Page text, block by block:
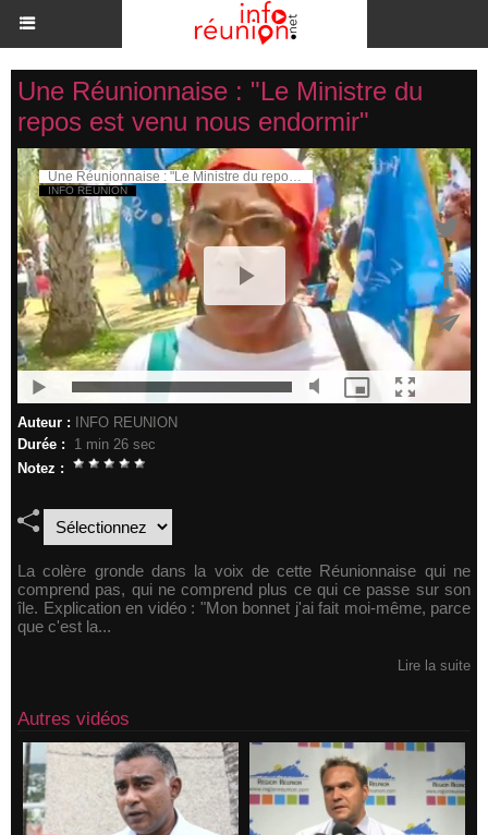
Une Réunionnaise : "Le Ministre du
repos est venu nous endormir"
Auteur :
INFO REUNION
Durée :
1 min 26 sec
Notez :
La colère gronde dans la voix de cette Réunionnaise qui ne
comprend pas, qui ne comprend plus ce qui ce passe sur son
île. Explication en vidéo : "Mon bonnet j'ai fait moi-même, parce
que c'est la...
Lire la suite
Autres vidéos